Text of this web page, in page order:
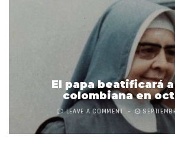
El papa beatificará
colombiana en
LEAVE A COMMENT